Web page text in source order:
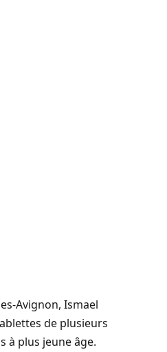
Avignon, Ismael
de plusieurs
à plus jeune âge.